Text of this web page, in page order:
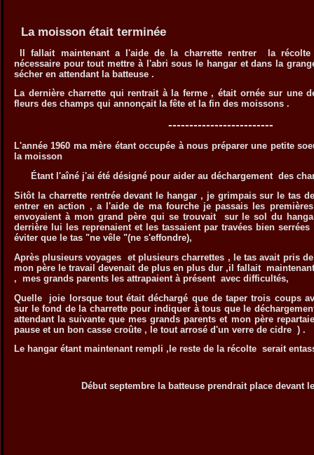
La moisson était terminée
Il fallait maintenant a l'aide de la charrette rentrer la récolte
nécessaire pour tout mettre à l'abri sous le hangar et dans la
sécher en attendant la batteuse .
La dernière charrette qui rentrait à la ferme , était ornée sur une
fleurs des champs qui annonçait la fête et la fin des moissons .
-------------------------
L'année 1960 ma mère étant occupée à nous préparer une petite
la moisson
Étant l'aîné j'ai été désigné pour aider au déchargement des
Sitôt la charrette rentrée devant le hangar , je grimpais sur le tas
entrer en action , a l'aide de ma fourche je passais les
envoyaient à mon grand père qui se trouvait sur le sol du
derrière lui les reprenaient et les tassaient par travées bien
éviter que le tas "ne vêle "(ne s'effondre),
Après plusieurs voyages et plusieurs charrettes , le tas avait pris
mon père le travail devenait de plus en plus dur ,il fallait
, mes grands parents les attrapaient à présent avec difficultés,
Quelle joie lorsque tout était déchargé que de taper trois coups
sur le fond de la charrette pour indiquer à tous que le
attendant la suivante que mes grands parents et mon père
pause et un bon casse croûte , le tout arrosé d'un verre de cidre ) .
Le hangar étant maintenant rempli ,le reste de la récolte serait
Début septembre la batteuse prendrait place devant le